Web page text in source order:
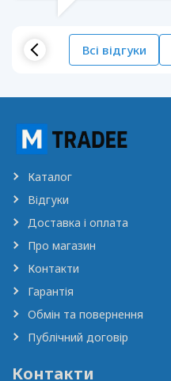
Всі відгуки
Каталог
Відгуки
Доставка і оплата
Про магазин
Контакти
Гарантія
Обмін та повернення
Публічний договір
Контакти